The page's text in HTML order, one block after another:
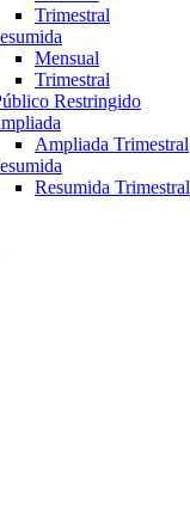
Trimestral
Mensual
Trimestral
Restringido
Ampliada Trimestral
Resumida Trimestral